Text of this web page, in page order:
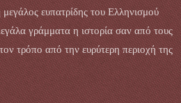
ευπατρίδης του Ελληνισμού
γράμματα η ιστορία σαν από τους
τρόπο από την ευρύτερη περιοχή της